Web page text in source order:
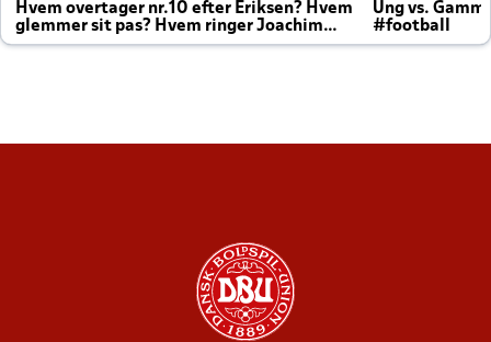
Hvem overtager nr.10 efter Eriksen? Hvem
glemmer sit pas? Hvem ringer Joachim
altid til efter kampe?
Ung vs.
#football